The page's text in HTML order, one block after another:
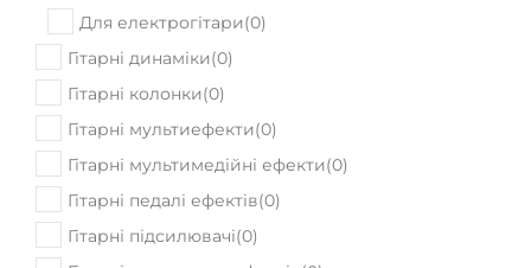
Для електрогітари(0)
Гітарні динаміки(0)
Гітарні колонки(0)
Гітарні мультиефекти(0)
Гітарні мультимедійні ефекти(0)
Гітарні педалі ефектів(0)
Гітарні підсилювачі(0)